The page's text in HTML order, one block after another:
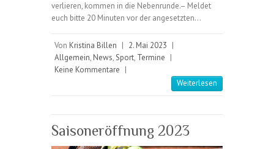
verlieren, kommen in die Nebenrunde.– Meldet
euch bitte 20 Minuten vor der angesetzten…
Von Kristina Billen | 2. Mai 2023 |
Allgemein, News,Sport, Termine |
Keine Kommentare |
Weiterlesen
Saisoneröffnung 2023